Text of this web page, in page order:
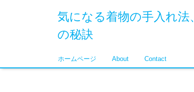
気になる着物の手入れ
の秘訣
ホームページ About Contact